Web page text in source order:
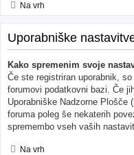
Na vrh
Uporabniške
Kako spremenim svoje
Če ste registriran uporabnik,
forumovi podatkovni bazi. Če
Uporabniške Nadzorne Plošče
foruma poleg še nekaterih
spremembo vseh vaših
Na vrh